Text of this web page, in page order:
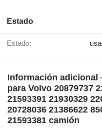
Estado
Estado:
Información
para Volvo 20879737
21593391 21930329
20728036 21386622
21593381 camión